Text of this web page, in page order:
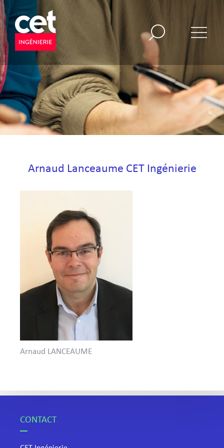
Arnaud Lanceaume CET Ingénierie
Arnaud LANCEAUME
CONTACT